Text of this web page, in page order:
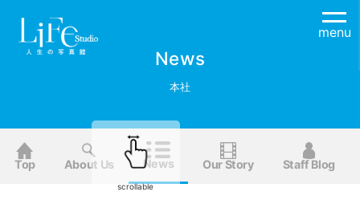
menu
News
本社
Top About Us News Our Story Staff Blog